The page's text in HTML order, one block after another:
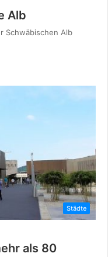
Alb
Schwäbischen Alb
Städte
als 80